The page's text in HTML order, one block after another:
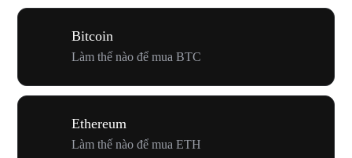
Bitcoin
Làm thế nào để mua BTC
Ethereum
Làm thế nào để mua ETH